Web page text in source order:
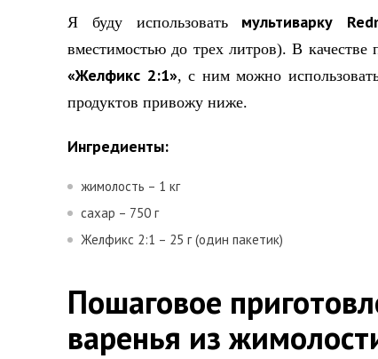
Я буду использовать мультиварку
вместимостью до трех литров). В качестве
«Желфикс 2:1», с ним можно
продуктов привожу ниже.
Ингредиенты:
жимолость – 1 кг
сахар – 750 г
Желфикс 2:1 – 25 г (один пакетик)
Пошаговое
варенья из